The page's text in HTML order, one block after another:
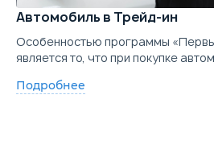
Автомобиль в Трейд-ин
Особенностью программы
является то, что при покупке
Подробнее